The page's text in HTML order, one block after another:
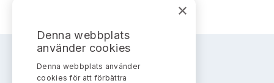
AKTIEMARKNADSNÄMNDEN
×
Denna webbplats
använder cookies
Denna webbplats använder
cookies för att förbättra